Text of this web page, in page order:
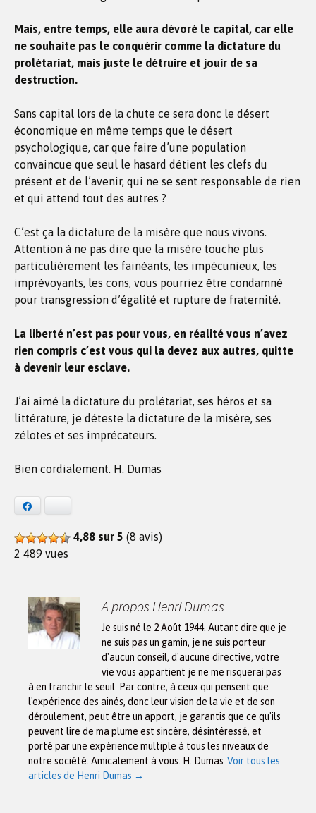
Mais, entre temps, elle aura dévoré le capital, car elle
ne souhaite pas le conquérir comme la dictature du
prolétariat, mais juste le détruire et jouir de sa
destruction.
Sans capital lors de la chute ce sera donc le désert
économique en même temps que le désert
psychologique, car que faire d’une population
convaincue que seul le hasard détient les clefs du
présent et de l’avenir, qui ne se sent responsable de rien
et qui attend tout des autres ?
C’est ça la dictature de la misère que nous vivons.
Attention à ne pas dire que la misère touche plus
particulièrement les fainéants, les impécunieux, les
imprévoyants, les cons, vous pourriez être condamné
pour transgression d’égalité et rupture de fraternité.
La liberté n’est pas pour vous, en réalité vous n’avez
rien compris c’est vous qui la devez aux autres, quitte
à devenir leur esclave.
J’ai aimé la dictature du prolétariat, ses héros et sa
littérature, je déteste la dictature de la misère, ses
zélotes et ses imprécateurs.
Bien cordialement. H. Dumas
4,88 sur 5 (8 avis)
2 489 vues
A propos Henri Dumas
Je suis né le 2 Août 1944. Autant dire que je
ne suis pas un gamin, je ne suis porteur
d'aucun conseil, d'aucune directive, votre
vie vous appartient je ne me risquerai pas
à en franchir le seuil. Par contre, à ceux qui pensent que
l'expérience des ainés, donc leur vision de la vie et de son
déroulement, peut être un apport, je garantis que ce qu'ils
peuvent lire de ma plume est sincère, désintéressé, et
porté par une expérience multiple à tous les niveaux de
notre société. Amicalement à vous. H. Dumas Voir tous les
articles de Henri Dumas →